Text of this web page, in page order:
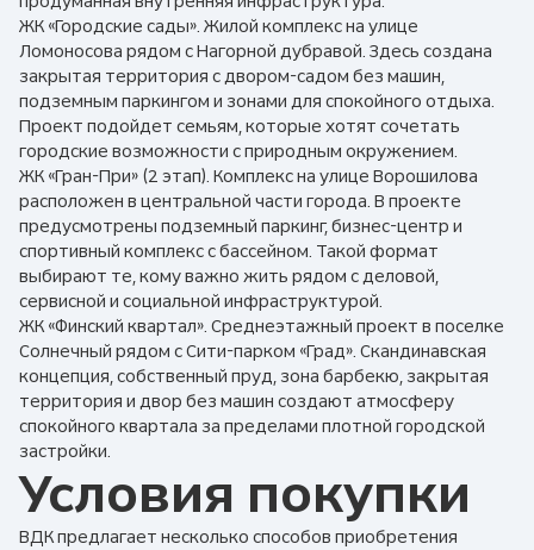
ЖК «Городские сады». Жилой комплекс на улице
Ломоносова рядом с Нагорной дубравой. Здесь создана
закрытая территория с двором-садом без машин,
подземным паркингом и зонами для спокойного отдыха.
Проект подойдет семьям, которые хотят сочетать
городские возможности с природным окружением.
ЖК «Гран-При» (2 этап). Комплекс на улице Ворошилова
расположен в центральной части города. В проекте
предусмотрены подземный паркинг, бизнес-центр и
спортивный комплекс с бассейном. Такой формат
выбирают те, кому важно жить рядом с деловой,
сервисной и социальной инфраструктурой.
ЖК «Финский квартал». Среднеэтажный проект в поселке
Солнечный рядом с Сити-парком «Град». Скандинавская
концепция, собственный пруд, зона барбекю, закрытая
территория и двор без машин создают атмосферу
спокойного квартала за пределами плотной городской
застройки.
Условия покупки
ВДК предлагает несколько способов приобретения